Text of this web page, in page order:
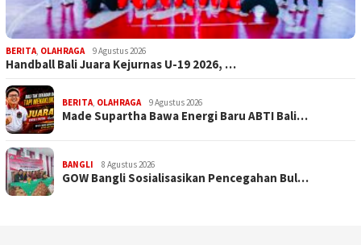
BERITA, OLAHRAGA 9 Agustus 2026
Handball Bali Juara Kejurnas U-19 2026, …
BERITA, OLAHRAGA 9 Agustus 2026
Made Supartha Bawa Energi Baru ABTI Bali…
BANGLI 8 Agustus 2026
GOW Bangli Sosialisasikan Pencegahan Bul…